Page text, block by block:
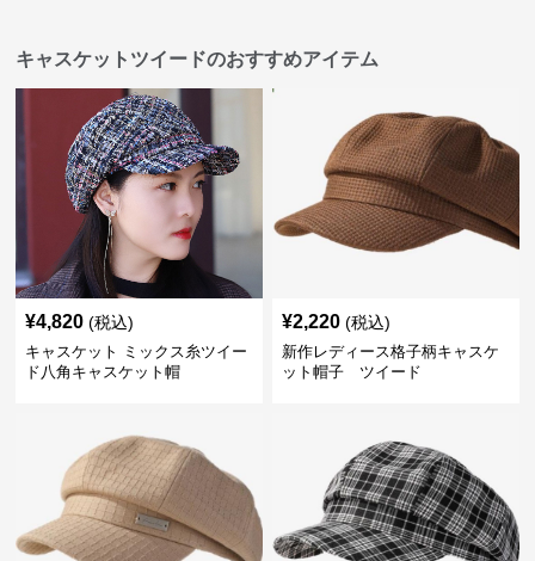
キャスケットツイードのおすすめアイテム
¥4,820 (税込)
キャスケット ミックス糸ツイー
ド八角キャスケット帽
¥2,220 (税込)
新作レディース格子柄キャスケ
ット帽子 ツイード